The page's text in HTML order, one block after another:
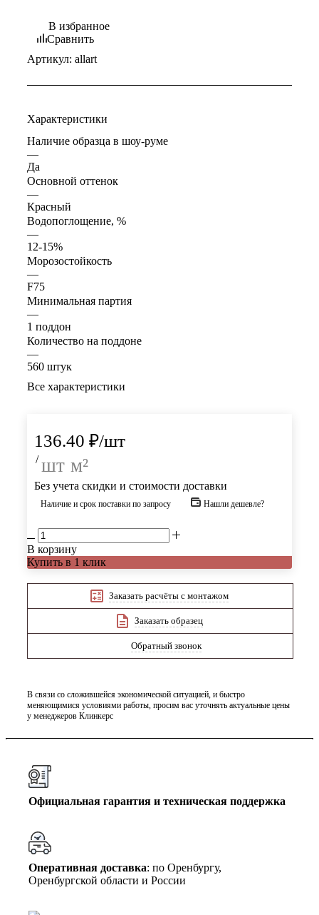
В избранное
Сравнить
Артикул: allart
Характеристики
Наличие образца в шоу-руме
—
Да
Основной оттенок
—
Красный
Водопоглощение, %
—
12-15%
Морозостойкость
—
F75
Минимальная партия
—
1 поддон
Количество на поддоне
—
560 штук
Все характеристики
136.40 ₽/шт
/ шт м²
Без учета скидки и стоимости доставки
Наличие и срок поставки по запросу Нашли дешевле?
В корзину
Купить в 1 клик
Заказать расчёты с монтажом
Заказать образец
Обратный звонок
В связи со сложившейся экономической ситуацией, и быстро
меняющимися условиями работы, просим вас уточнять актуальные цены
у менеджеров Клинкерс
Официальная гарантия и техническая поддержка
Оперативная доставка: по Оренбургу,
Оренбургской области и России